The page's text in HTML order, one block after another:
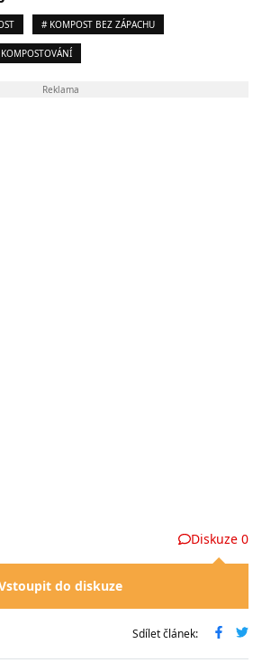
# KOMPOST BEZ ZÁPACHU
Reklama
Diskuze 0
do diskuze
Sdílet článek: